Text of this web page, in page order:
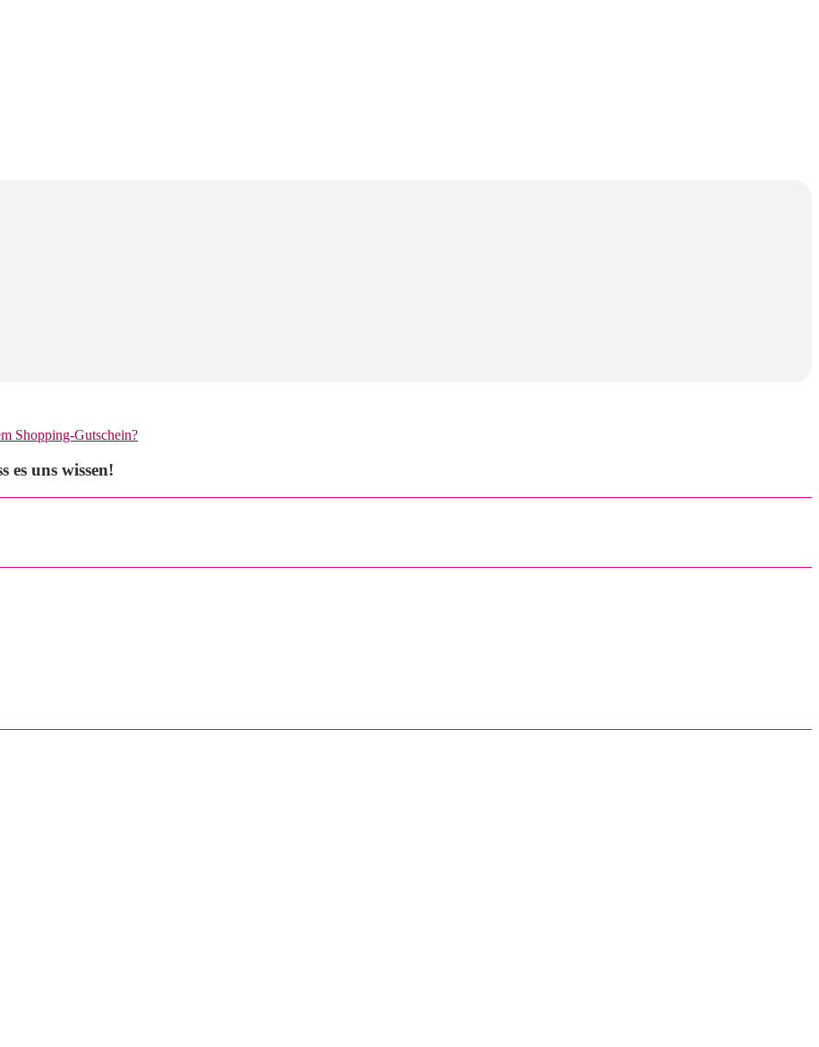
Shopping-Gutschein?
uns wissen!